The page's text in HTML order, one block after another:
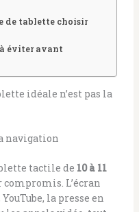
de tablette choisir
à éviter avant
idéale n’est pas la
navigation
tactile de 10 à 11
L’écran
la presse en